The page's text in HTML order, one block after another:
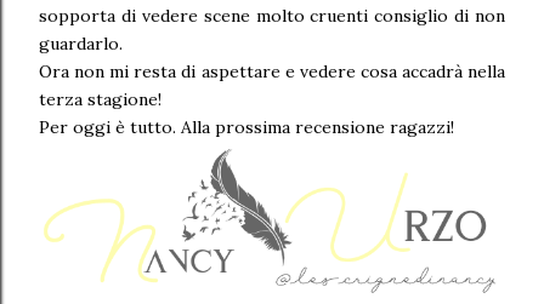
sopporta di vedere scene molto cruenti consiglio di non
guardarlo.
Ora non mi resta di aspettare e vedere cosa accadrà nella
terza stagione!
Per oggi è tutto. Alla prossima recensione ragazzi!